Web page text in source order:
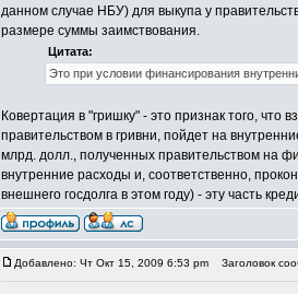
данном случае НБУ) для выкупа у
размере суммы заимствования.
Цитата:
Это при условии финансирования
Ковертация в "гришку" - это признак того, что
правительством в гривни, пойдет на
млрд. долл., полученных правительством на
внутренние расходы и, соответственно,
внешнего госдолга в этом году) - эту часть
Добавлено: Чт Окт 15, 2009 6:53 pm Заголовок